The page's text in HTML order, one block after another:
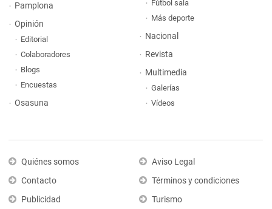
Pamplona
Opinión
Editorial
Colaboradores
Blogs
Encuestas
Osasuna
Fútbol sala
Más deporte
Nacional
Revista
Multimedia
Galerías
Vídeos
Quiénes somos
Contacto
Publicidad
Aviso Legal
Términos y condiciones
Turismo